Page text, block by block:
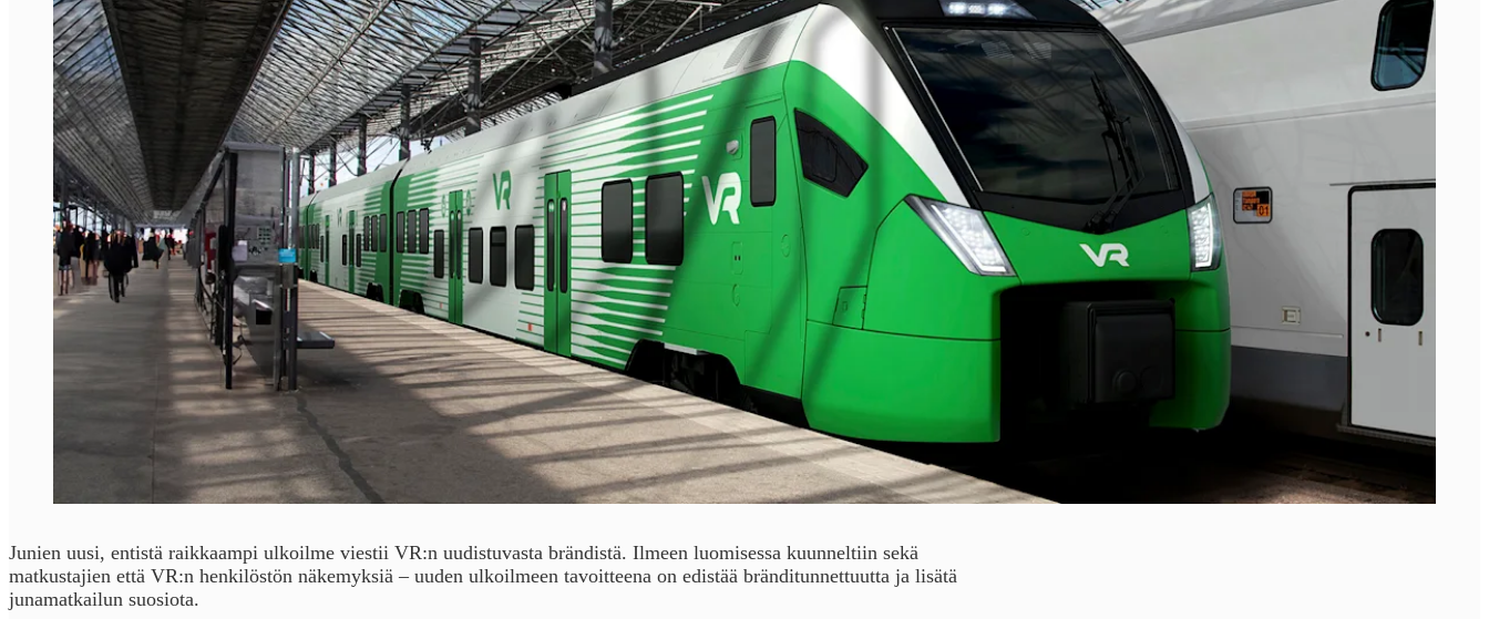
Junien uusi, entistä raikkaampi ulkoilme viestii VR:n uudistuvasta brändistä. Ilmeen luomisessa kuunneltiin sekä
matkustajien että VR:n henkilöstön näkemyksiä – uuden ulkoilmeen tavoitteena on edistää bränditunnettuutta ja lisätä
junamatkailun suosiota.